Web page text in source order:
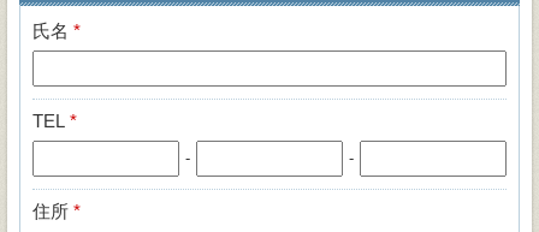
氏名 *
TEL *
- -
住所 *